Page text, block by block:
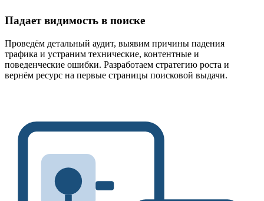
Падает видимость в поиске
Проведём детальный аудит, выявим причины падения
трафика и устраним технические, контентные и
поведенческие ошибки. Разработаем стратегию роста и
вернём ресурс на первые страницы поисковой выдачи.